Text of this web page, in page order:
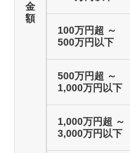
金
額
100万円超 ～
500万円以下
500万円超 ～
1,000万円以下
1,000万円超 ～
3,000万円以下